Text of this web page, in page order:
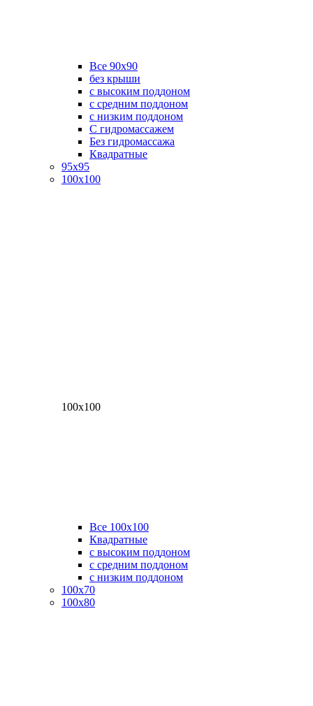
Все 90х90
без крыши
с высоким поддоном
с средним поддоном
с низким поддоном
С гидромассажем
Без гидромассажа
Квадратные
95х95
100х100
100х100
Все 100х100
Квадратные
с высоким поддоном
с средним поддоном
с низким поддоном
100х70
100х80